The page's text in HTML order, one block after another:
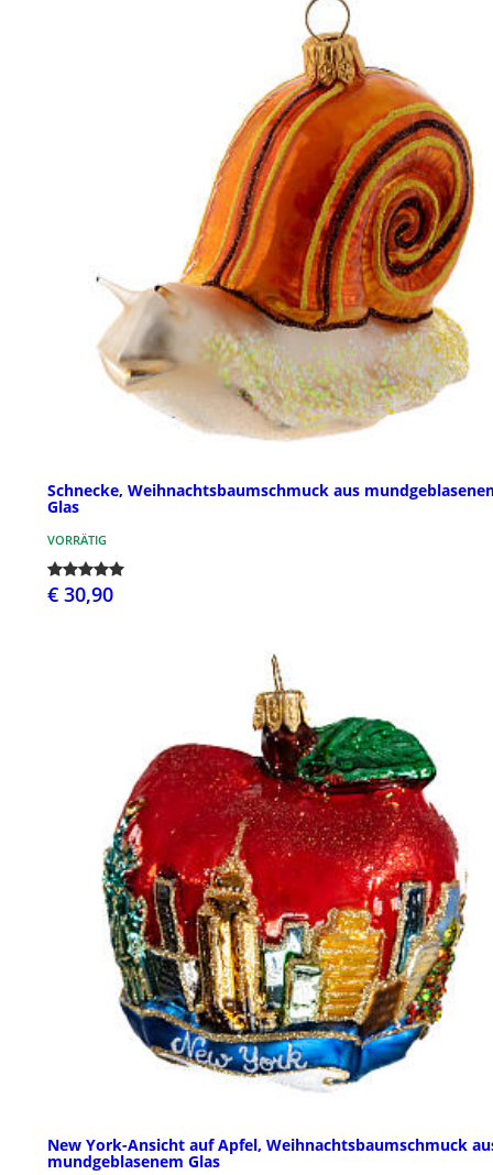
Schnecke, Weihnachtsbaumschmuck aus
Glas
VORRÄTIG
€ 30,90
New York-Ansicht auf Apfel, Weihnachtsbaumschmuck
mundgeblasenem Glas